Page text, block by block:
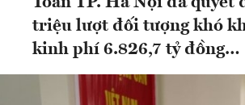
triệu lượt đối tượng khó
kinh phí 6.826,7 tỷ đồng…